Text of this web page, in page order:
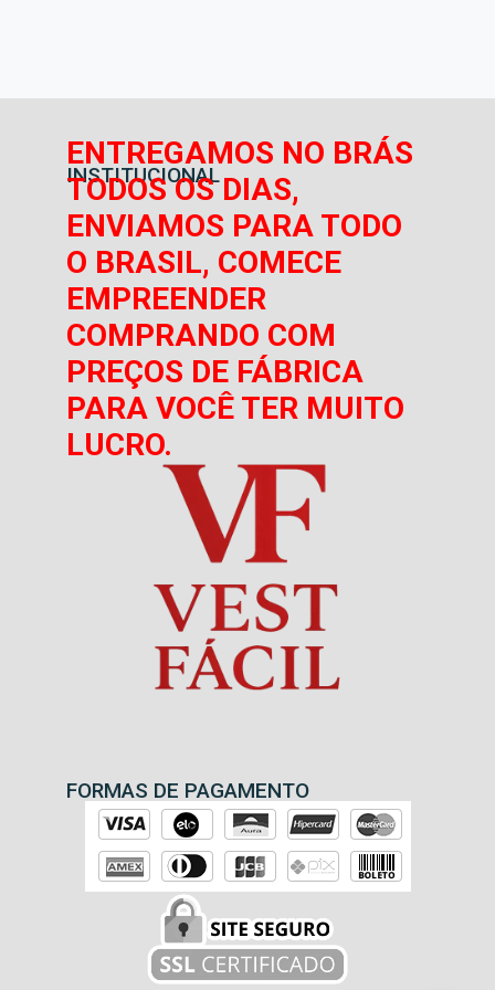
INSTITUCIONAL
ENTREGAMOS NO BRÁS
TODOS OS DIAS,
ENVIAMOS PARA TODO
O BRASIL, COMECE
EMPREENDER
COMPRANDO COM
PREÇOS DE FÁBRICA
PARA VOCÊ TER MUITO
LUCRO.
FORMAS DE PAGAMENTO
Sergio acabou de comprar
BONÉ PREMIUM